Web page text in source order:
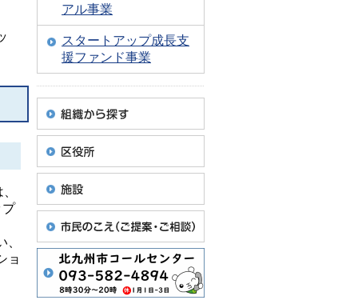
プ
ョ
アル事業
スタートアップ成長支
援ファンド事業